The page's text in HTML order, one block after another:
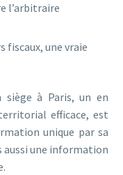
l’arbitraire
fiscaux, une vraie
siège à Paris, un en
efficace, est
unique par sa
aussi une information